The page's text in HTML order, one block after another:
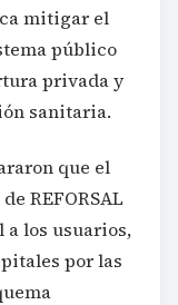
mitigar el
público
privada y
sanitaria.
que el
REFORSAL
los usuarios,
por las